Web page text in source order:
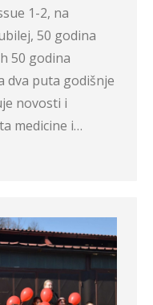
1-2, na
50 godina
50 godina
dva puta godišnje
novosti i
medicine i…